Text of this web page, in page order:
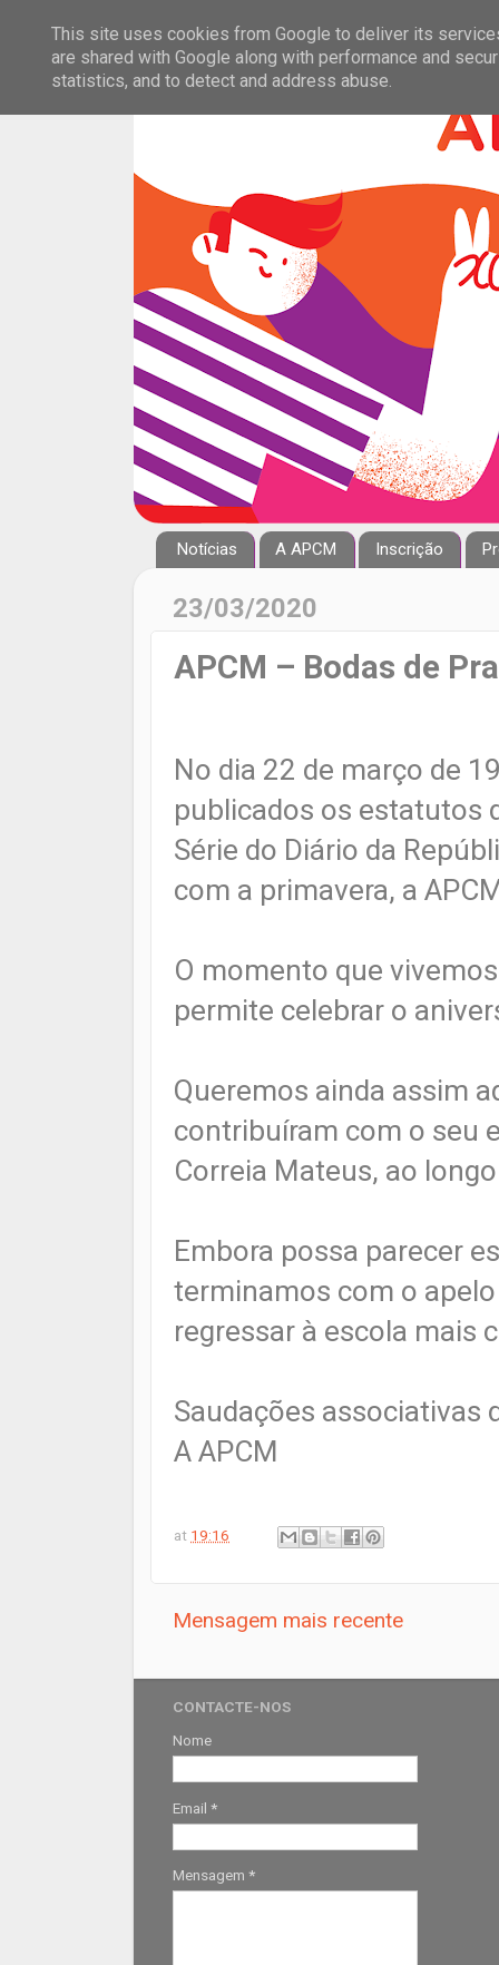
Notícias A APCM Inscrição
23/03/2020
APCM – Bodas de
No dia 22 de março de
publicados os estatutos
Série do Diário da
com a primavera, a
O momento que
permite celebrar o
Queremos ainda assim
contribuíram com o seu
Correia Mateus, ao
Embora possa parecer
terminamos com o
regressar à escola mais
Saudações associativas
A APCM
at 19:16
Mensagem mais recente
CONTACTE-NOS
Nome
Email *
Mensagem *
This site uses cookies from Google to deliver its
are shared with Google along with performance and
statistics, and to detect and address abuse.